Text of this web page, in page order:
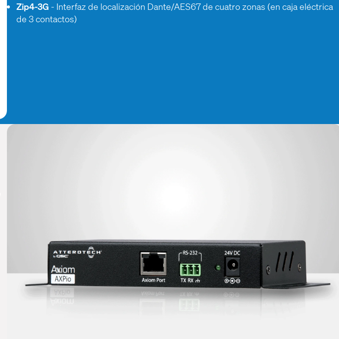
Zip4-3G - Interfaz de localización Dante/AES67 de cuatro zonas (en caja eléctrica
de 3 contactos)